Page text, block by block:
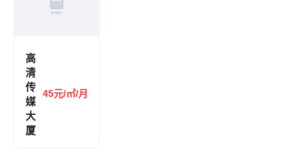
高
清
传
媒
大
厦
45元/㎡/月